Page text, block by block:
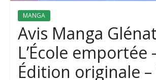
MANGA
Avis Manga
L’École emportée
Édition originale